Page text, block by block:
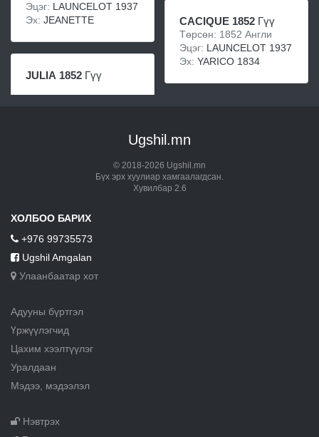
Эцэг: LAUNCELOT 1937
Эх: JEANETTE
JULIA 1852 Гүү
CACIQUE 1852 Гүү
Төрсөн: 1852 Англи
Эцэг: LAUNCELOT 1937
Эх: YARICO 1834
Ugshil.mn
© 2018-2026 Ugshil.mn
Бүх эрх хуулиар хамгаалагдсан.
Хувилбар 2.6
ХОЛБОО БАРИХ
+976 99735573
Ugshil Amgalan
Улаанбаатар хот
Адууны бүртгэл
Үржүүлэгчид
Цахим хээлтүүлэг
Уралдаан
Мэдээ, мэдээлэл
Нэвтрэх